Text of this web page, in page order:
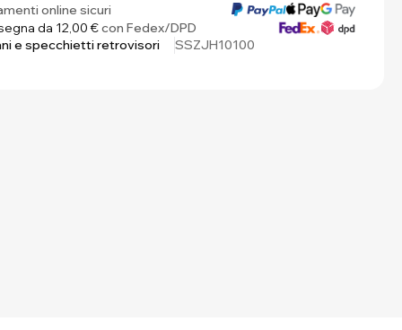
online sicuri
da 12,00 €con Fedex/DPD
e specchietti retrovisori
SSZJH10100